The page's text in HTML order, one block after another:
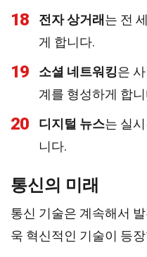
18 전자 상거래 는 전
게 합니다.
19 소셜 네트워킹은
계를 형성하게 합
20 디지털 뉴스는 실
니다.
통신의 미래
통신 기술은 계속해서
욱 혁신적인 기술이 등